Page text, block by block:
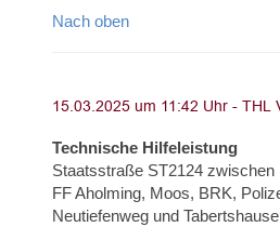
Nach oben
Technische Hilfeleistung
Staatsstraße ST2124
FF Aholming, Moos, BRK,
Neutiefenweg und